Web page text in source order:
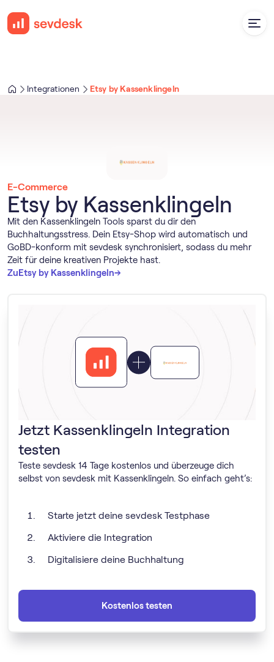
Integrationen Etsy by Kassenklingeln
E-Commerce
Etsy by Kassenklingeln
Mit den Kassenklingeln Tools sparst du dir den
Buchhaltungsstress. Dein Etsy-Shop wird automatisch und
GoBD-konform mit sevdesk synchronisiert, sodass du mehr
Zeit für deine kreativen Projekte hast.
ZuEtsy by Kassenklingeln→
→
Jetzt Kassenklingeln Integration
testen
Teste sevdesk 14 Tage kostenlos und überzeuge dich
selbst von sevdesk mit Kassenklingeln. So einfach geht’s:
Starte jetzt deine sevdesk Testphase
Aktiviere die Integration
Digitalisiere deine Buchhaltung
Kostenlos testen